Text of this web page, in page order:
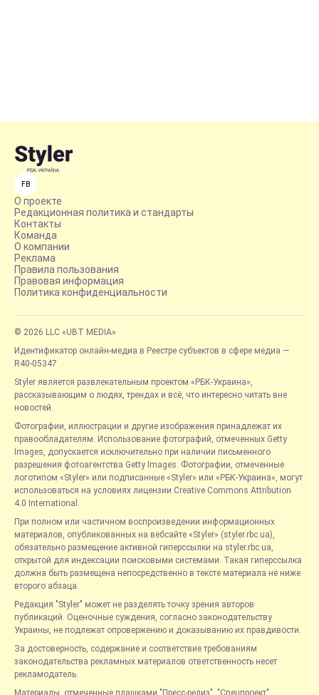
FB
О проекте
Редакционная политика и стандарты
Контакты
Команда
О компании
Реклама
Правила пользования
Правовая информация
Политика конфиденциальности
© 2026 LLC «UBT MEDIA»
Идентификатор онлайн-медиа в Реестре субъектов в сфере медиа —
R40-05347
Styler является развлекательным проектом «РБК-Украина»,
рассказывающим о людях, трендах и всё, что интересно читать вне
новостей.
Фотографии, иллюстрации и другие изображения принадлежат их
правообладателям. Использование фотографий, отмеченных Getty
Images, допускается исключительно при наличии письменного
разрешения фотоагентства Getty Images. Фотографии, отмеченные
логотипом «Styler» или подписанные «Styler» или «РБК-Украина», могут
использоваться на условиях лицензии Creative Commons Attribution
4.0 International.
При полном или частичном воспроизведении информационных
материалов, опубликованных на вебсайте «Styler» (styler.rbc.ua),
обязательно размещение активной гиперссылки на styler.rbc.ua,
открытой для индексации поисковыми системами. Такая гиперссылка
должна быть размещена непосредственно в тексте материала не ниже
второго абзаца.
Редакция "Styler" может не разделять точку зрения авторов
публикаций. Оценочные суждения, согласно законодательству
Украины, не подлежат опровержению и доказыванию их правдивости.
За достоверность, содержание и соответствие требованиям
законодательства рекламных материалов ответственность несет
рекламодатель.
Материалы, отмеченные плашками "Пресс-релиз", "Спецпроект",